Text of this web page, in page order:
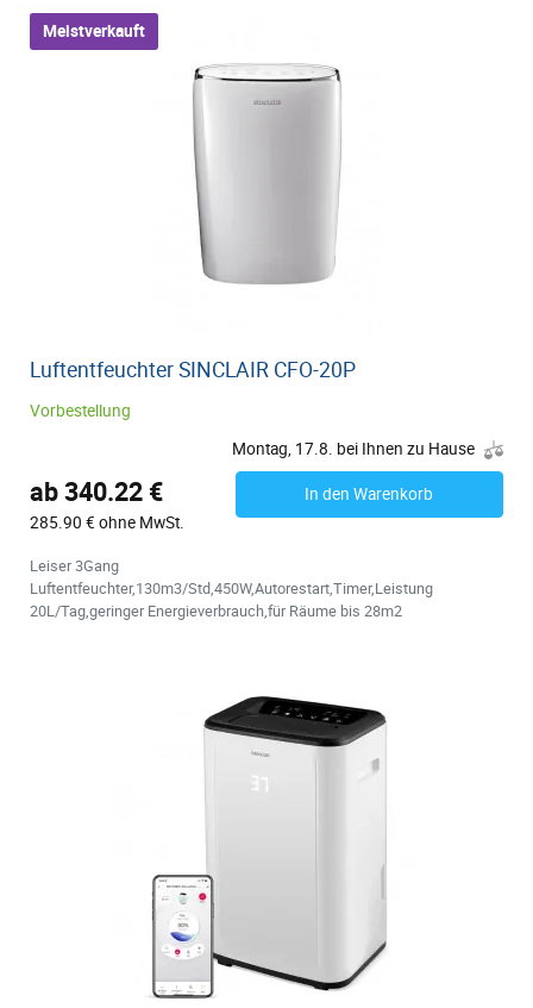
Meistverkauft
Luftentfeuchter SINCLAIR CFO-20P
Vorbestellung
Montag, 17.8. bei Ihnen zu Hause
ab 340.22 €
285.90 € ohne MwSt.
In den Warenkorb
Leiser 3Gang
Luftentfeuchter,130m3/Std,450W,Autorestart,Timer,Leistung
20L/Tag,geringer Energieverbrauch,für Räume bis 28m2